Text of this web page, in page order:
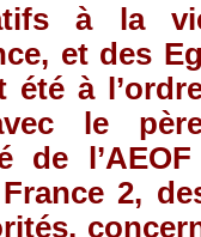
à la
et des
été à
le
de
2,